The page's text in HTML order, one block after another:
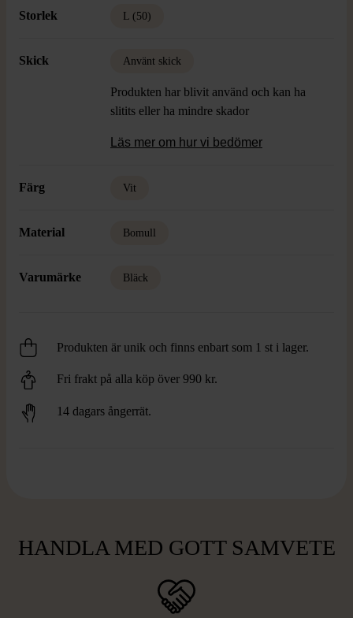
Storlek L (50)
Skick Använt skick
Produkten har blivit använd och kan ha
slitits eller ha mindre skador
Läs mer om hur vi bedömer
Färg Vit
Material Bomull
Varumärke Bläck
Produkten är unik och finns enbart som 1 st i lager.
Fri frakt på alla köp över 990 kr.
14 dagars ångerrät.
HANDLA MED GOTT SAMVETE